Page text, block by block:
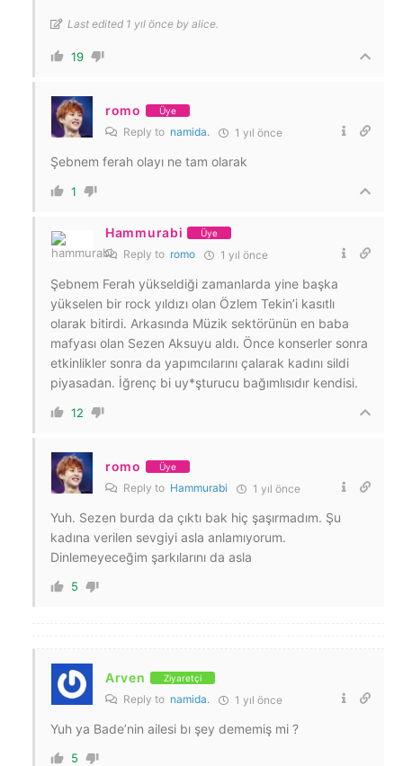
Last edited 1 yıl önce by alice.
19
romo Üye
Reply to namida. 1 yıl önce
Şebnem ferah olayı ne tam olarak
1
Hammurabi Üye
Reply to romo 1 yıl önce
Şebnem Ferah yükseldiği zamanlarda yine başka
yükselen bir rock yıldızı olan Özlem Tekin’i kasıtlı
olarak bitirdi. Arkasında Müzik sektörünün en baba
mafyası olan Sezen Aksuyu aldı. Önce konserler sonra
etkinlikler sonra da yapımcılarını çalarak kadını sildi
piyasadan. İğrenç bi uy*şturucu bağımlısıdır kendisi.
12
romo Üye
Reply to Hammurabi 1 yıl önce
Yuh. Sezen burda da çıktı bak hiç şaşırmadım. Şu
kadına verilen sevgiyi asla anlamıyorum.
Dinlemeyeceğim şarkılarını da asla
5
Arven Ziyaretçi
Reply to namida. 1 yıl önce
Yuh ya Bade’nin ailesi bı şey dememiş mi ?
5